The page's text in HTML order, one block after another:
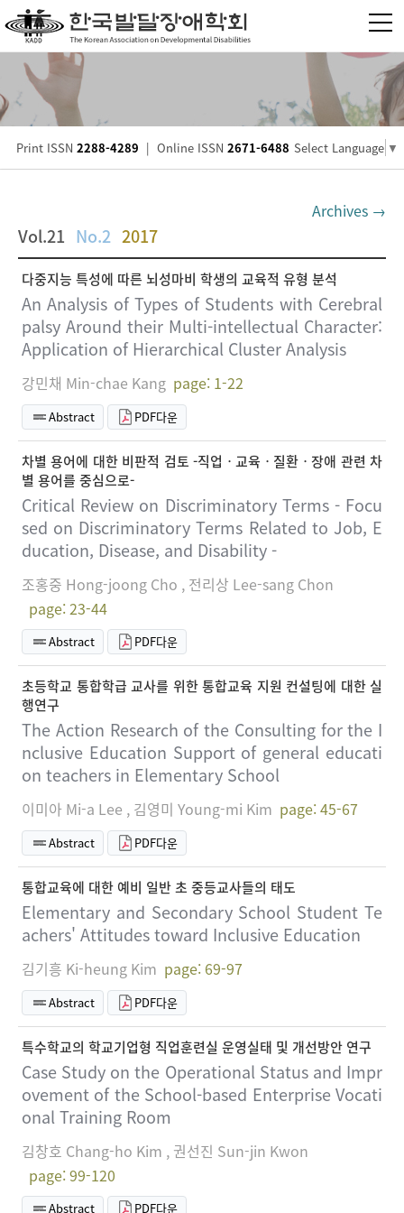
Print ISSN 2288-4289 | Online ISSN 2671-6488 Select Language ▼
Archives →
Vol.21 No.2 2017
다중지능 특성에 따른 뇌성마비 학생의 교육적 유형 분석
An Analysis of Types of Students with Cerebral
palsy Around their Multi-intellectual Character:
Application of Hierarchical Cluster Analysis
강민채 Min-chae Kang page: 1-22
Abstract PDF다운
차별 용어에 대한 비판적 검토 -직업ㆍ교육ㆍ질환ㆍ장애 관련 차
별 용어를 중심으로-
Critical Review on Discriminatory Terms - Focu
sed on Discriminatory Terms Related to Job, E
ducation, Disease, and Disability -
조홍중 Hong-joong Cho , 전리상 Lee-sang Chon
page: 23-44
Abstract PDF다운
초등학교 통합학급 교사를 위한 통합교육 지원 컨설팅에 대한 실
행연구
The Action Research of the Consulting for the I
nclusive Education Support of general educati
on teachers in Elementary School
이미아 Mi-a Lee , 김영미 Young-mi Kim page: 45-67
Abstract PDF다운
통합교육에 대한 예비 일반 초 중등교사들의 태도
Elementary and Secondary School Student Te
achers' Attitudes toward Inclusive Education
김기흥 Ki-heung Kim page: 69-97
Abstract PDF다운
특수학교의 학교기업형 직업훈련실 운영실태 및 개선방안 연구
Case Study on the Operational Status and Impr
ovement of the School-based Enterprise Vocati
onal Training Room
김창호 Chang-ho Kim , 권선진 Sun-jin Kwon
page: 99-120
Abstract PDF다운